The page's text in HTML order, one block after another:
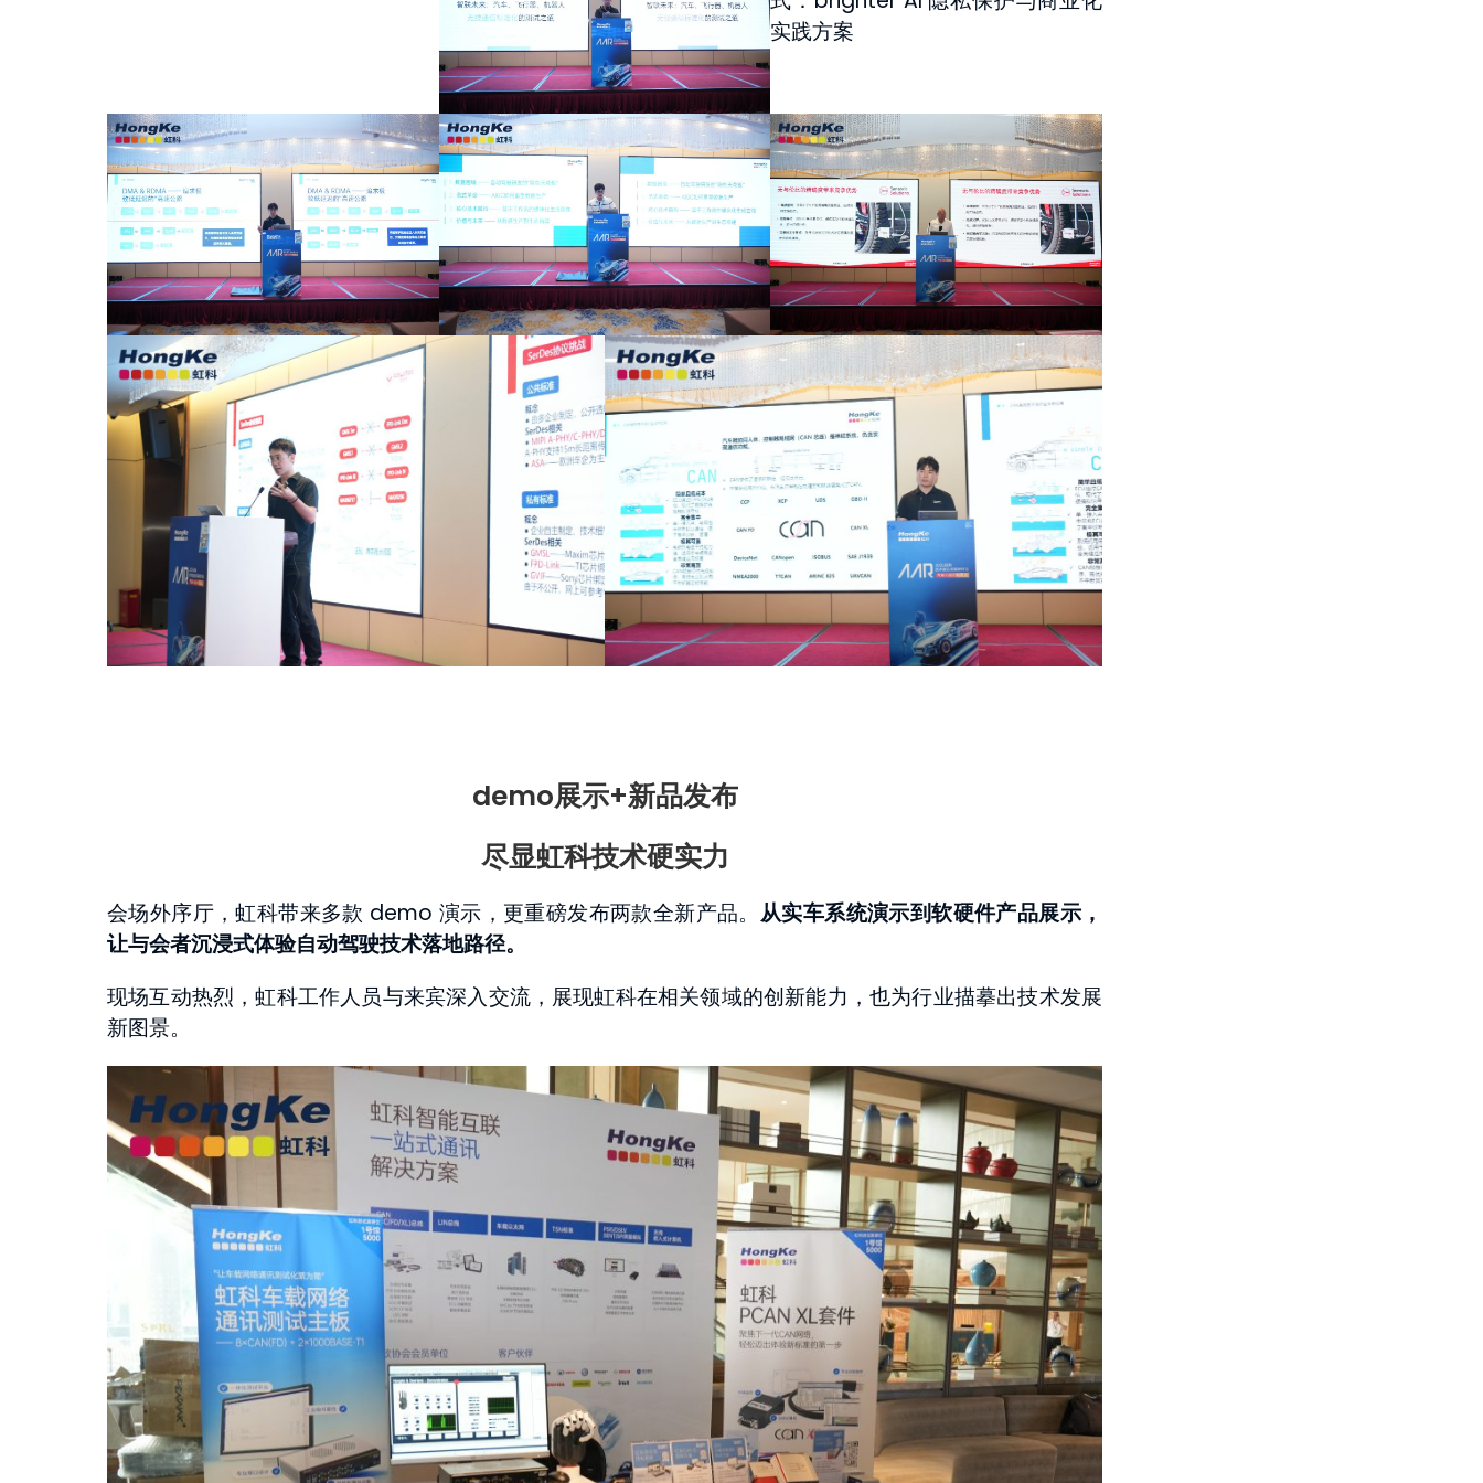
demo展示+新品发布
尽显虹科技术硬实力
会场外序厅，虹科带来多款 demo 演示，更重磅发布两款全新产品。 从实车系统演示到软硬件产品展示，
让与会者沉浸式体验自动驾驶技术落地路径。
现场互动热烈，虹科工作人员与来宾深入交流，展现虹科在相关领域的创新能力，也为行业描摹出技术发展
新图景。